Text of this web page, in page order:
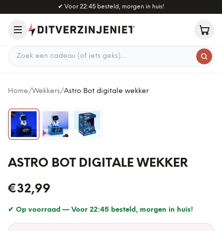
Naar hoofdinhoud
✔ Voor 22:45 besteld, morgen in huis!
Zoek een cadeau
Home/Wekkers/Astro Bot digitale wekker
ASTRO BOT DIGITALE WEKKER
€32,99
✔ Op voorraad — Voor 22:45 besteld, morgen in huis!